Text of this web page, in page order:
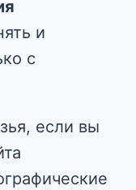
и
с
если вы